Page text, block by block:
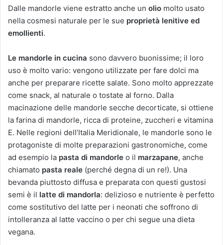
Dalle mandorle viene estratto anche un olio molto usato
nella cosmesi naturale per le sue proprietà lenitive ed
emollienti.
Le mandorle in cucina sono davvero buonissime; il loro
uso è molto vario: vengono utilizzate per fare dolci ma
anche per preparare ricette salate. Sono molto apprezzate
come snack, al naturale o tostate al forno. Dalla
macinazione delle mandorle secche decorticate, si ottiene
la farina di mandorle, ricca di proteine, zuccheri e vitamina
E. Nelle regioni dell’Italia Meridionale, le mandorle sono le
protagoniste di molte preparazioni gastronomiche, come
ad esempio la pasta di mandorle o il marzapane, anche
chiamato pasta reale (perché degna di un re!). Una
bevanda piuttosto diffusa e preparata con questi gustosi
semi è il latte di mandorla: delizioso e nutriente è perfetto
come sostitutivo del latte per i neonati che soffrono di
intolleranza al latte vaccino o per chi segue una dieta
vegana.